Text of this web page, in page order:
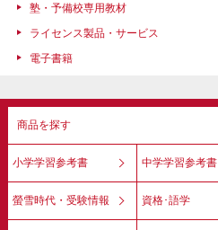
塾・予備校専用教材
ライセンス製品・サービス
電子書籍
商品を探す
小学学習参考書 中学学習参考書
螢雪時代・受験情報 資格･語学